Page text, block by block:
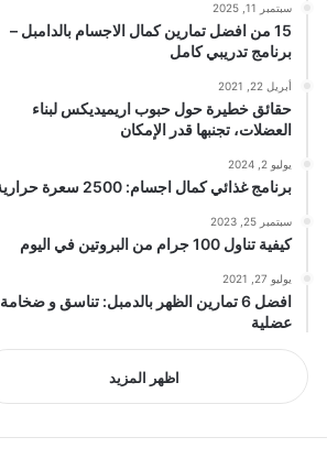
سبتمبر 11, 2025
15 من افضل تمارين كمال الاجسام بالدامبل –
برنامج تدريبي كامل
أبريل 22, 2021
حقائق خطيرة حول حبوب اريميديكس لبناء
العضلات، تجنبها قدر الإمكان
يوليو 2, 2024
برنامج غذائي كمال اجسام: 2500 سعرة حرارية
سبتمبر 25, 2023
كيفية تناول 100 جرام من البروتين في اليوم
يوليو 27, 2021
افضل 6 تمارين الظهر بالدمبل: تناسق و ضخامة
عضلية
اظهر المزيد